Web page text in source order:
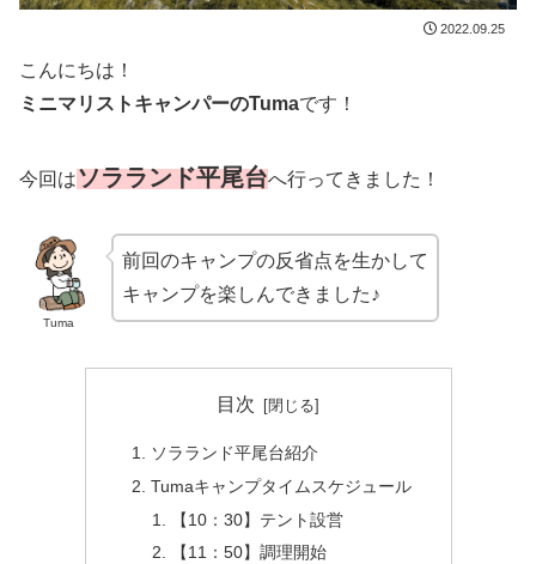
2022.09.25
こんにちは！
ミニマリストキャンパーのTumaです！
今回はソラランド平尾台へ行ってきました！
Tuma
前回のキャンプの反省点を生かして
キャンプを楽しんできました♪
目次
ソラランド平尾台紹介
Tumaキャンプタイムスケジュール
【10：30】テント設営
【11：50】調理開始